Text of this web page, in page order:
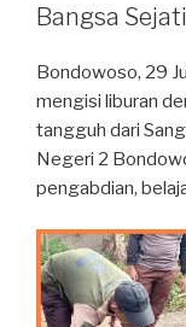
Bangsa Sejati
Bondowoso, 29
mengisi liburan
tangguh dari
Negeri 2
pengabdian,